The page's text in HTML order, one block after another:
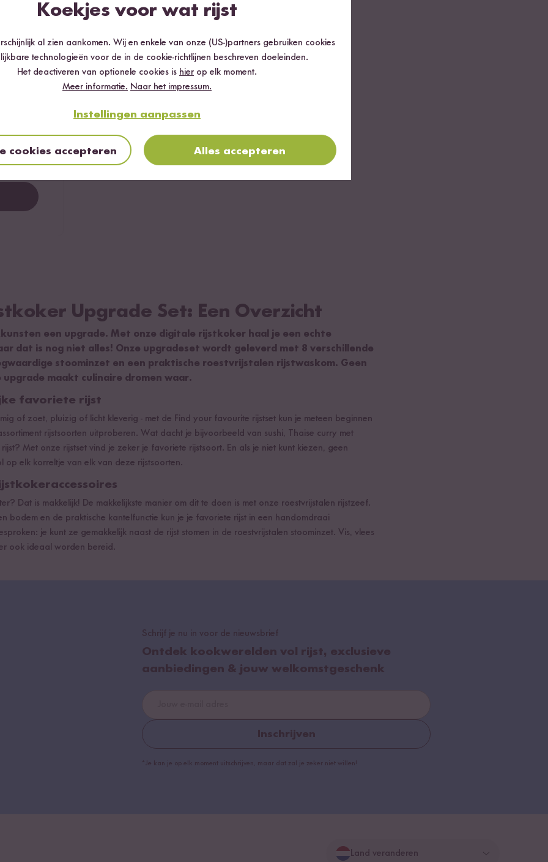
we deze vervangen door een andere, even
0 %
Schrijf dan je eerste recensie en deel je ervaring!
Upgrade Set: Een Overzicht
een upgrade. Met onze digitale rijstkoker haal je een echte
dat is nog niet alles! Onze upgradeset wordt geleverd met 8 verschillende
stoominzet en een praktische roestvrijstalen rijstwaskom. Geen
maakt culinaire dromen waar.
favoriete rijst
of zoet, pluizig of licht kleverig - met de Find your favourite rijstset kun je meteen beginnen
rijstsoorten uitproberen. Wat dacht je bijvoorbeeld van sushi, Thaise curry met
Met onze rijstset vind je zeker je favoriete rijstsoort. En als je niet kunt kiezen, geen
op elk korreltje van elk van deze rijstsoorten.
Dat is makkelijk! De makkelijkste manier om dit te doen is met onze roestvrijstalen rijstzeef.
bodem en de praktische kantelfunctie kun je je favoriete rijst in een handomdraai
je kunt ze gemakkelijk naast de rijst stomen in de roestvrijstalen stoominzet. Vis, vlees
ook ideaal worden bereid.
Schrijf je nu in voor de nieuwsbrief
Ontdek kookwerelden vol rijst, exclusieve
aanbiedingen & jouw welkomstgeschenk
Inschrijven
*Je kan je op elk moment uitschrijven, maar dat zal je zeker niet willen!
Land veranderen
Koekjes voor wat rijst
al zien aankomen. Wij en enkele van onze (US-)partners gebruiken cookies
technologieën voor de in de cookie-richtlijnen beschreven doeleinden.
Het deactiveren van optionele cookies is hier op elk moment.
Meer informatie. Naar het impressum.
Instellingen aanpassen
cookies accepteren Alles accepteren